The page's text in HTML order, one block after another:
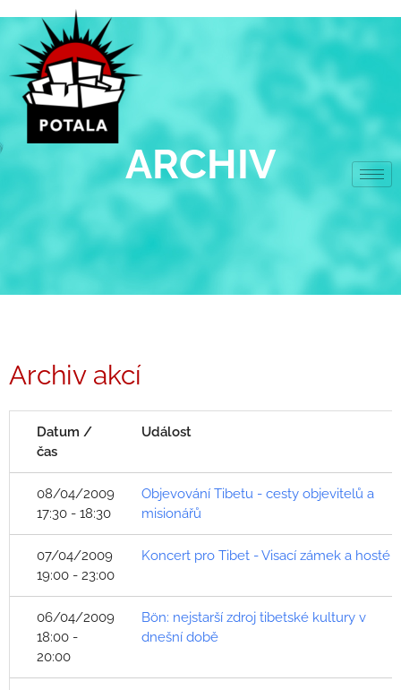
obsah
ARCHIV
Archiv akcí
Datum /
čas
Událost
08/04/2009
17:30 - 18:30
Objevování Tibetu - cesty objevitelů a
misionářů
07/04/2009
19:00 - 23:00
Koncert pro Tibet - Visací zámek a hosté
06/04/2009
18:00 -
20:00
Bön: nejstarší zdroj tibetské kultury v
dnešní době